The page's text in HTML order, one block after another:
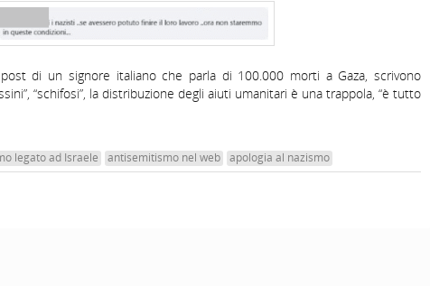
di un signore italiano che parla di 100.000 morti a Gaza, scrivono
“schifosi”, la distribuzione degli aiuti umanitari è una trappola, “è tutto
legato ad Israele antisemitismo nel web apologia al nazismo